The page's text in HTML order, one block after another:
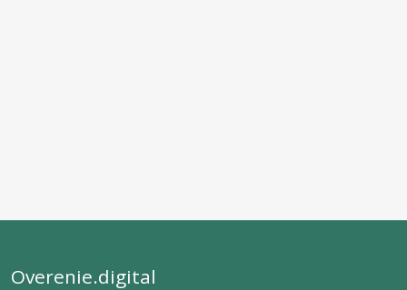
Overenie.digital